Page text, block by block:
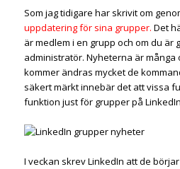
Som jag tidigare har skrivit om
uppdatering för sina grupper. Det
är medlem i en grupp och om du är
administratör. Nyheterna är många
kommer ändras mycket de
säkert märkt innebär det att vissa
funktion just för grupper på
I veckan skrev LinkedIn att de